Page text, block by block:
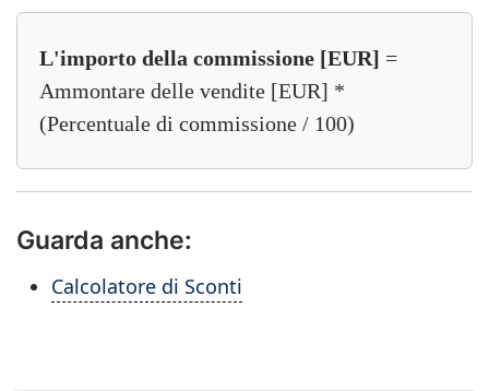
L'importo della commissione [EUR] =
Ammontare delle vendite [EUR] *
(Percentuale di commissione / 100)
Guarda anche:
Calcolatore di Sconti